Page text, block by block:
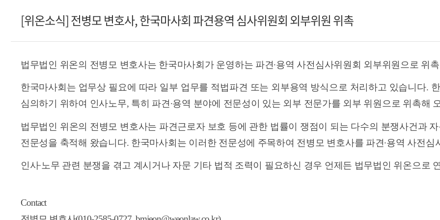
[위온소식] 전병모 변호사, 한국마사회 파견용역 심사위원회 외부위원 위촉
법무법인 위온의 전병모 변호사는 한국마사회가 운영하는 파견∙용역 사전심사위원회 외부위원으로 위
한국마사회는 업무상 필요에 따라 일부 업무를 적법파견 또는 외부용역 방식으로 처리하고 있습니다.
심의하기 위하여 인사노무, 특히 파견∙용역 분야에 전문성이 있는 외부 전문가를 외부 위원으로 위촉해
법무법인 위온의 전병모 변호사는 파견근로자 보호 등에 관한 법률이 쟁점이 되는 다수의 분쟁사건과
전문성을 축적해 왔습니다. 한국마사회는 이러한 전문성에 주목하여 전병모 변호사를 파견∙용역 사전심
인사∙노무 관련 분쟁을 겪고 계시거나 자문 기타 법적 조력이 필요하신 경우 언제든 법무법인 위온으로
Contact